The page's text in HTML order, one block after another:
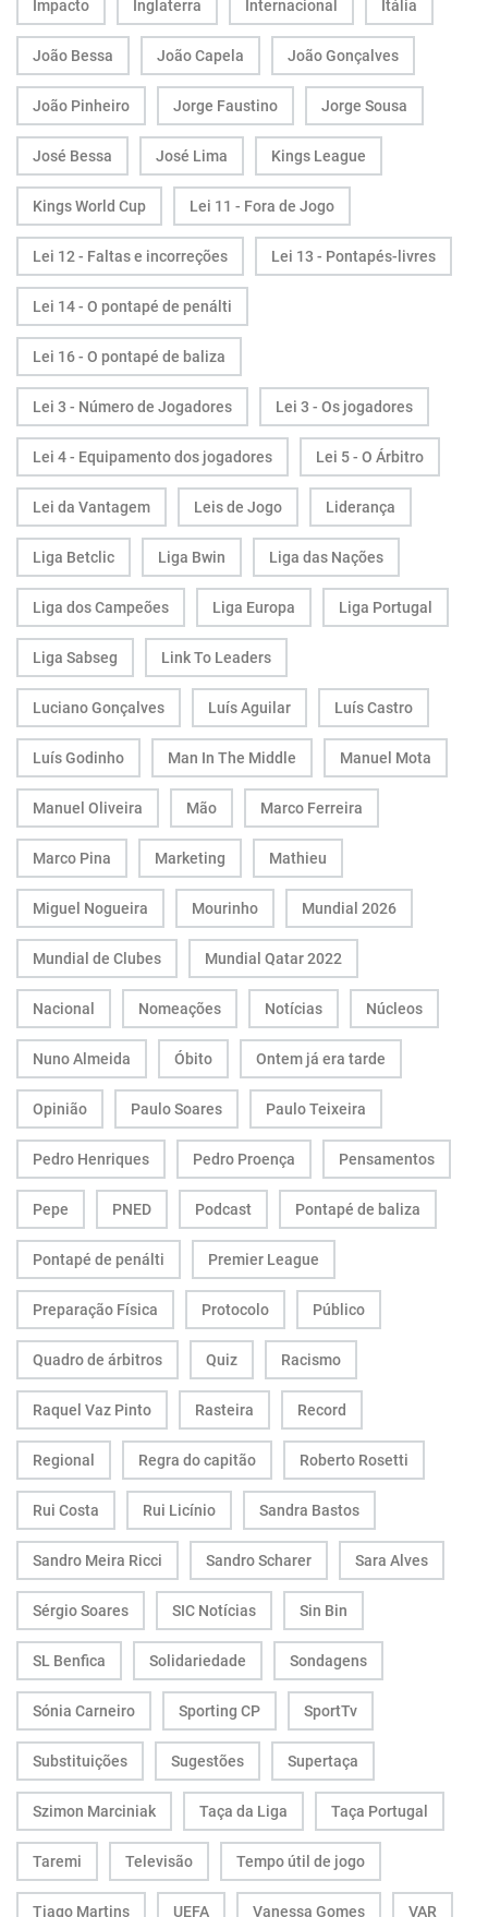
Impacto Inglaterra Internacional Itália
João Bessa João Capela João Gonçalves
João Pinheiro Jorge Faustino Jorge Sousa
José Bessa José Lima Kings League
Kings World Cup Lei 11 - Fora de Jogo
Lei 12 - Faltas e incorreções Lei 13 - Pontapés-livres
Lei 14 - O pontapé de penálti
Lei 16 - O pontapé de baliza
Lei 3 - Número de Jogadores Lei 3 - Os jogadores
Lei 4 - Equipamento dos jogadores Lei 5 - O Árbitro
Lei da Vantagem Leis de Jogo Liderança
Liga Betclic Liga Bwin Liga das Nações
Liga dos Campeões Liga Europa Liga Portugal
Liga Sabseg Link To Leaders
Luciano Gonçalves Luís Aguilar Luís Castro
Luís Godinho Man In The Middle Manuel Mota
Manuel Oliveira Mão Marco Ferreira
Marco Pina Marketing Mathieu
Miguel Nogueira Mourinho Mundial 2026
Mundial de Clubes Mundial Qatar 2022
Nacional Nomeações Notícias Núcleos
Nuno Almeida Óbito Ontem já era tarde
Opinião Paulo Soares Paulo Teixeira
Pedro Henriques Pedro Proença Pensamentos
Pepe PNED Podcast Pontapé de baliza
Pontapé de penálti Premier League
Preparação Física Protocolo Público
Quadro de árbitros Quiz Racismo
Raquel Vaz Pinto Rasteira Record
Regional Regra do capitão Roberto Rosetti
Rui Costa Rui Licínio Sandra Bastos
Sandro Meira Ricci Sandro Scharer Sara Alves
Sérgio Soares SIC Notícias Sin Bin
SL Benfica Solidariedade Sondagens
Sónia Carneiro Sporting CP SportTv
Substituições Sugestões Supertaça
Szimon Marciniak Taça da Liga Taça Portugal
Taremi Televisão Tempo útil de jogo
Tiago Martins UEFA Vanessa Gomes VAR